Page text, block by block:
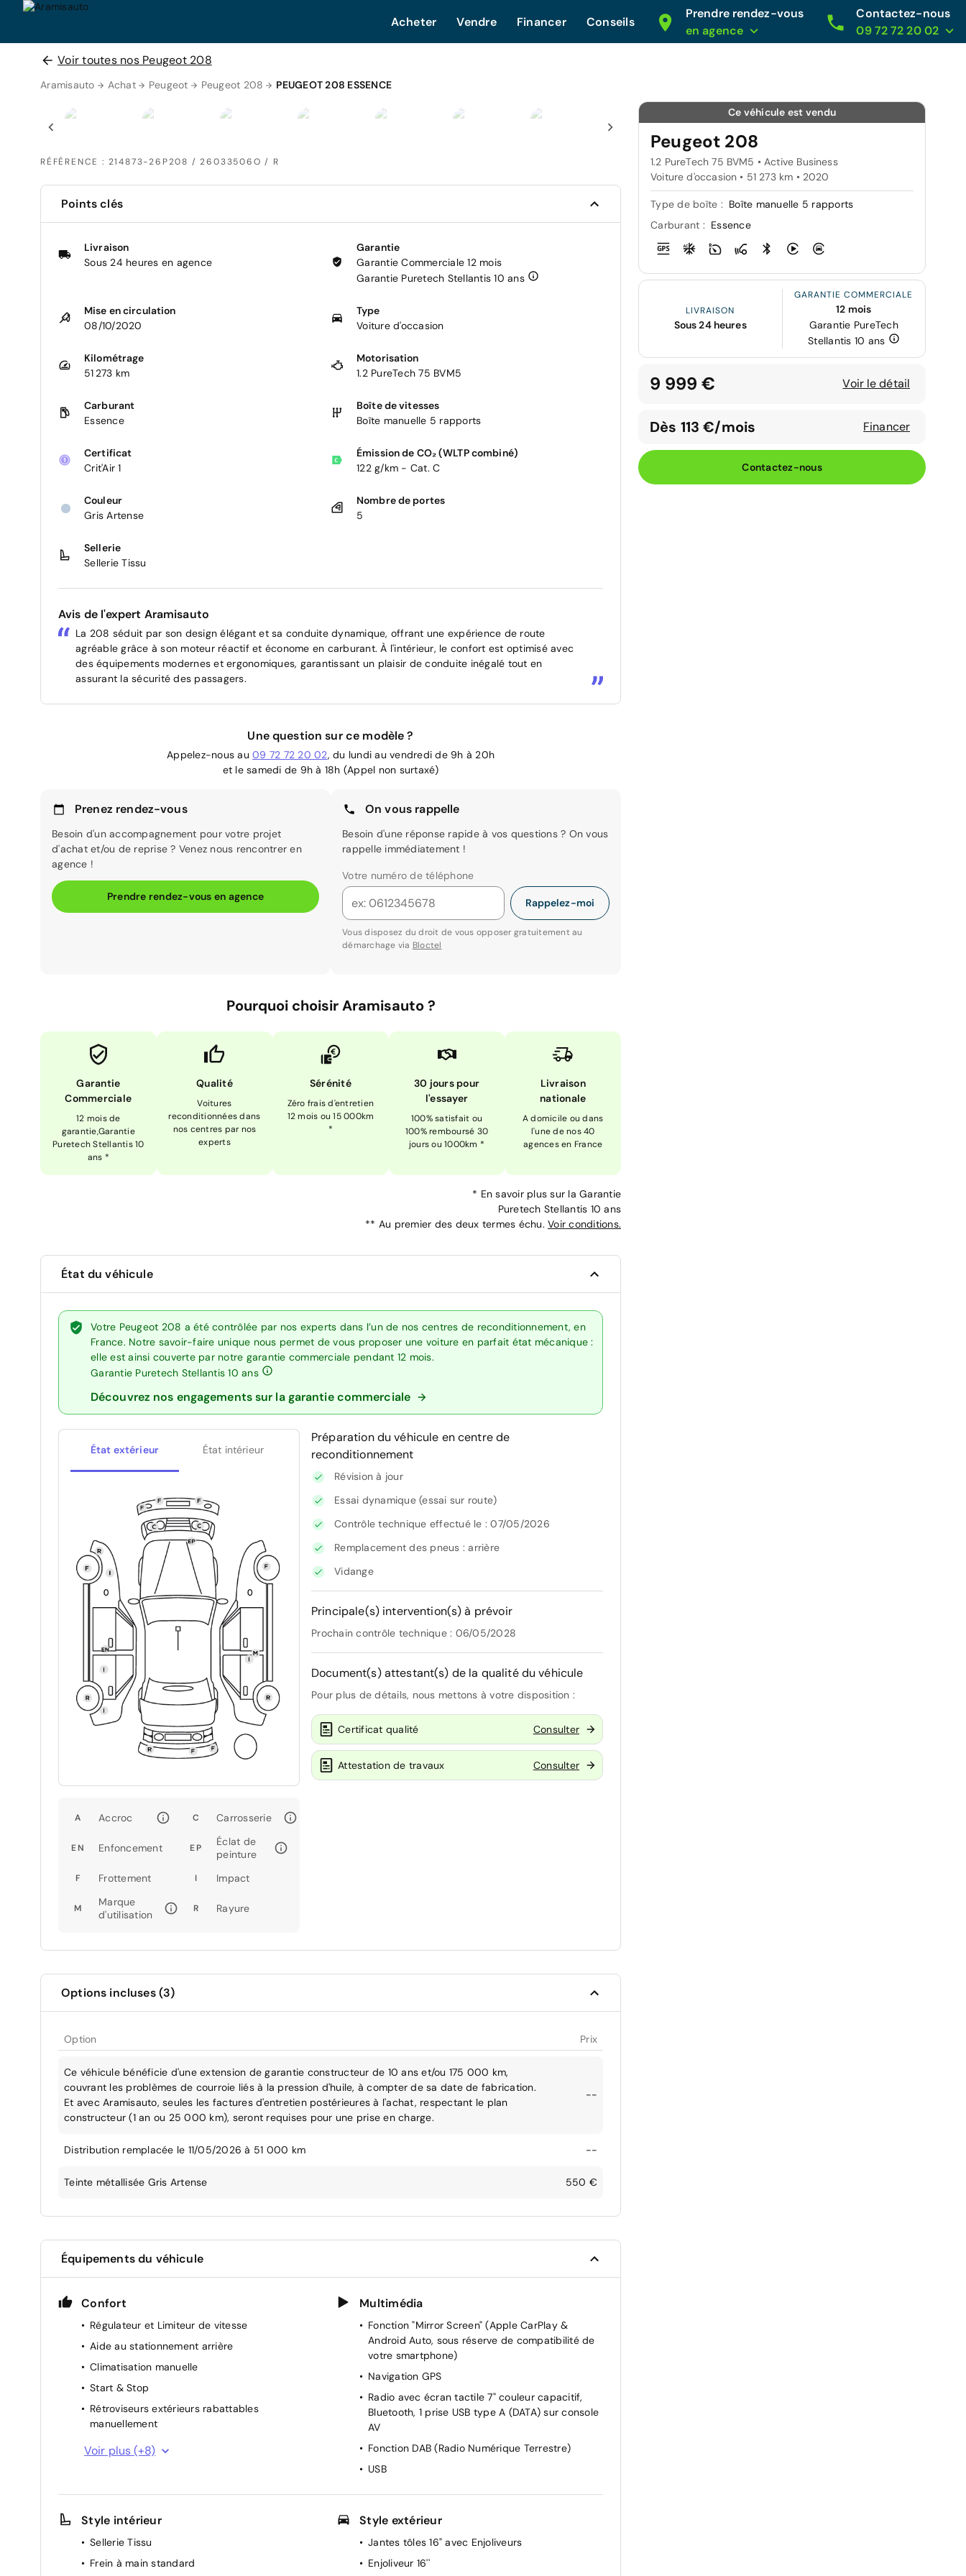
Acheter Vendre Financer Conseils
Prendre rendez-vous
en agence
Contactez-nous
09 72 72 20 02
Voir toutes nos Peugeot 208
Aramisauto Achat Peugeot Peugeot 208 PEUGEOT 208 ESSENCE
RÉFÉRENCE : 214873-26P208 / 26033506O / R
Ce véhicule est vendu
Peugeot 208
1.2 PureTech 75 BVM5 • Active Business
Voiture d'occasion • 51 273 km • 2020
Type de boîte : Boîte manuelle 5 rapports
Carburant : Essence
LIVRAISON
Sous 24 heures
GARANTIE COMMERCIALE
12 mois
Garantie PureTech
Stellantis 10 ans
9 999 € Voir le détail
Dès 113 €/mois Financer
Contactez-nous
Points clés
Livraison
Sous 24 heures en agence
Garantie
Garantie Commerciale 12 mois
Garantie Puretech Stellantis 10 ans
Mise en circulation
08/10/2020
Type
Voiture d'occasion
Kilométrage
51 273 km
Motorisation
1.2 PureTech 75 BVM5
Carburant
Essence
Boîte de vitesses
Boîte manuelle 5 rapports
Certificat
Crit'Air 1
Émission de CO₂ (WLTP combiné)
122 g/km - Cat. C
Couleur
Gris Artense
Nombre de portes
5
Sellerie
Sellerie Tissu
Avis de l'expert Aramisauto
La 208 séduit par son design élégant et sa conduite dynamique, offrant une expérience de route
agréable grâce à son moteur réactif et économe en carburant. À l'intérieur, le confort est optimisé avec
des équipements modernes et ergonomiques, garantissant un plaisir de conduite inégalé tout en
assurant la sécurité des passagers.
Une question sur ce modèle ?
Appelez-nous au 09 72 72 20 02, du lundi au vendredi de 9h à 20h
et le samedi de 9h à 18h (Appel non surtaxé)
Prenez rendez-vous
Besoin d'un accompagnement pour votre projet
d'achat et/ou de reprise ? Venez nous rencontrer en
agence !
Prendre rendez-vous en agence
On vous rappelle
Besoin d'une réponse rapide à vos questions ? On vous
rappelle immédiatement !
Votre numéro de téléphone
Rappelez-moi
Vous disposez du droit de vous opposer gratuitement au
démarchage via Bloctel
Pourquoi choisir Aramisauto ?
Garantie
Commerciale
12 mois de
garantie,Garantie
Puretech Stellantis 10
ans *
Qualité
Voitures
reconditionnées dans
nos centres par nos
experts
Sérénité
Zéro frais d'entretien
12 mois ou 15 000km
*
30 jours pour
l'essayer
100% satisfait ou
100% remboursé 30
jours ou 1000km *
Livraison
nationale
A domicile ou dans
l'une de nos 40
agences en France
* En savoir plus sur la Garantie
Puretech Stellantis 10 ans
** Au premier des deux termes échu. Voir conditions.
État du véhicule
Votre Peugeot 208 a été contrôlée par nos experts dans l’un de nos centres de reconditionnement, en
France. Notre savoir-faire unique nous permet de vous proposer une voiture en parfait état mécanique :
elle est ainsi couverte par notre garantie commerciale pendant 12 mois.
Garantie Puretech Stellantis 10 ans
Découvrez nos engagements sur la garantie commerciale
État extérieur État intérieur
A Accroc C Carrosserie
EN Enfoncement EP
Éclat de
peinture
F Frottement I Impact
M
Marque
d'utilisation
R Rayure
Préparation du véhicule en centre de
reconditionnement
Révision à jour
Essai dynamique (essai sur route)
Contrôle technique effectué le : 07/05/2026
Remplacement des pneus : arrière
Vidange
Principale(s) intervention(s) à prévoir
Prochain contrôle technique : 06/05/2028
Document(s) attestant(s) de la qualité du véhicule
Pour plus de détails, nous mettons à votre disposition :
Certificat qualité Consulter
Attestation de travaux Consulter
Options incluses (3)
Option Prix
Ce véhicule bénéficie d'une extension de garantie constructeur de 10 ans et/ou 175 000 km,
couvrant les problèmes de courroie liés à la pression d'huile, à compter de sa date de fabrication.
Et avec Aramisauto, seules les factures d'entretien postérieures à l'achat, respectant le plan
constructeur (1 an ou 25 000 km), seront requises pour une prise en charge.
--
Distribution remplacée le 11/05/2026 à 51 000 km --
Teinte métallisée Gris Artense 550 €
Équipements du véhicule
Confort
Régulateur et Limiteur de vitesse
Aide au stationnement arrière
Climatisation manuelle
Start & Stop
Rétroviseurs extérieurs rabattables
manuellement
Essuie-glaces automatiques
hauteur
Lève vitre AR manuel
Miroir de courtoisie occultable sans éclairage
Voir plus (+8)
Multimédia
Fonction "Mirror Screen" (Apple CarPlay &
Android Auto, sous réserve de compatibilité de
votre smartphone)
Navigation GPS
Radio avec écran tactile 7" couleur capacitif,
Bluetooth, 1 prise USB type A (DATA) sur console
AV
Fonction DAB (Radio Numérique Terrestre)
USB
Style intérieur
Sellerie Tissu
Frein à main standard
Style extérieur
Jantes tôles 16" avec Enjoliveurs
Enjoliveur 16''